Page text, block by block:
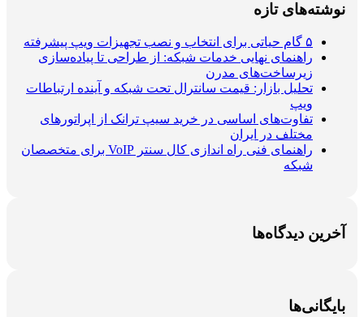
نوشته‌های تازه
۵ گام حیاتی برای انتخاب و نصب تجهیزات ویپ پیشرفته
راهنمای نهایی خدمات شبکه: از طراحی تا پیاده‌سازی
زیرساخت‌های مدرن
تحلیل بازار: قیمت سانترال تحت شبکه و آینده ارتباطات
ویپ
تفاوت‌های اساسی در خرید سیپ ترانک از اپراتورهای
مختلف در ایران
راهنمای فنی راه اندازی کال سنتر VoIP برای متخصصان
شبکه
آخرین دیدگاه‌ها
بایگانی‌ها